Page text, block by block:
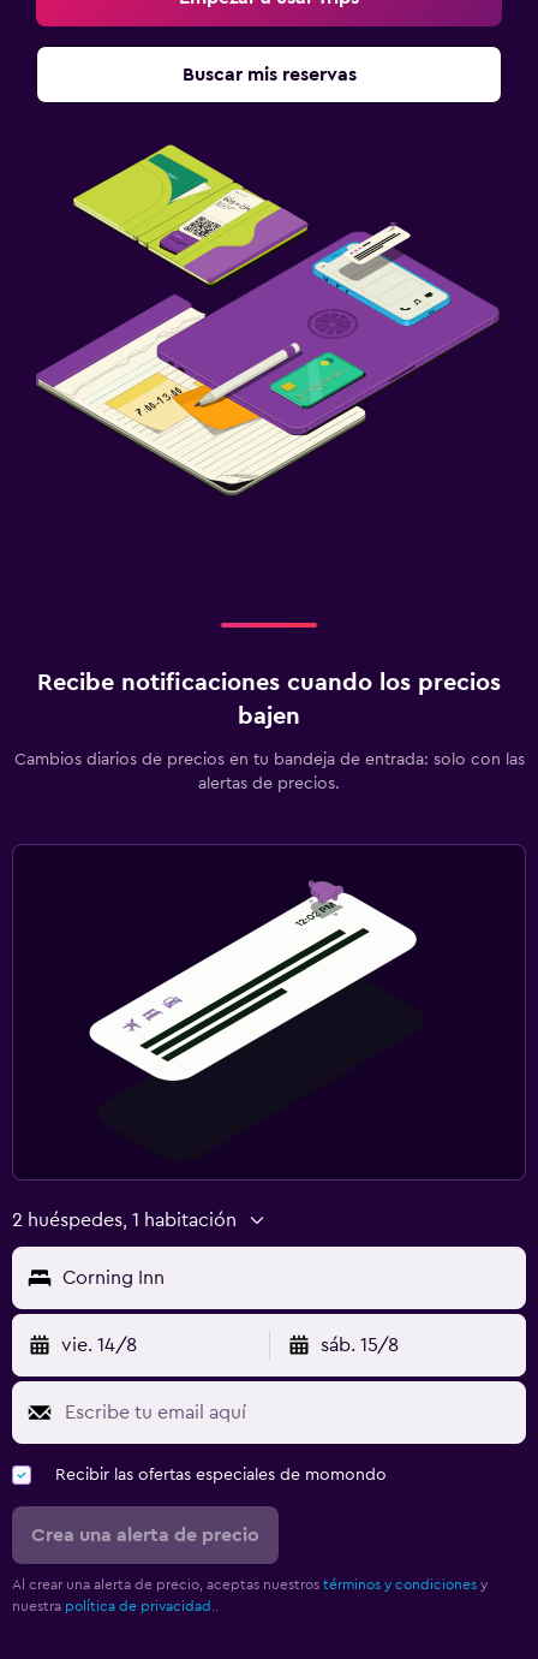
Buscar mis reservas
Recibe notificaciones cuando los precios
bajen
Cambios diarios de precios en tu bandeja de entrada: solo con las
alertas de precios.
2 huéspedes, 1 habitación
Corning Inn
vie. 14/8 sáb. 15/8
Recibir las ofertas especiales de momondo
Crea una alerta de precio
Al crear una alerta de precio, aceptas nuestros términos y condiciones y
nuestra política de privacidad.